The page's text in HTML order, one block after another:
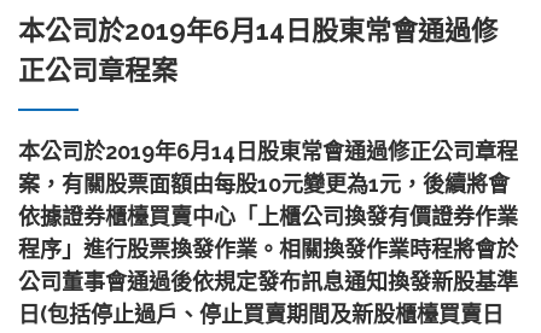
本公司於2019年6月14日股東常會通過修
正公司章程案
本公司於2019年6月14日股東常會通過修正公司章程
案，有關股票面額由每股10元變更為1元，後續將會
依據證券櫃檯買賣中心「上櫃公司換發有價證券作業
程序」進行股票換發作業。相關換發作業時程將會於
公司董事會通過後依規定發布訊息通知換發新股基準
日(包括停止過戶、停止買賣期間及新股櫃檯買賣日